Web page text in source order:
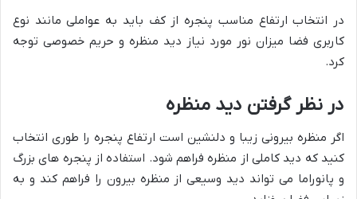
در انتخاب ارتفاع مناسب پنجره از کف باید به عواملی مانند نوع
کاربری فضا میزان نور مورد نیاز دید منظره و حریم خصوصی توجه
کرد.
در نظر گرفتن دید منظره
اگر منظره بیرونی زیبا و دلنشین است ارتفاع پنجره را طوری انتخاب
کنید که دید کاملی از منظره فراهم شود. استفاده از پنجره های بزرگ
و پانوراما می تواند دید وسیعی از منظره بیرون را فراهم کند و به